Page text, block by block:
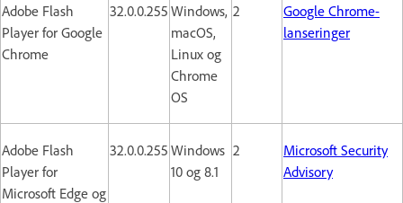
Adobe Flash
Player for Google
Chrome
32.0.0.255 Windows,
macOS,
Linux og
Chrome
OS
2
Google Chrome-
lanseringer
Adobe Flash
Player for
Microsoft Edge og
32.0.0.255 Windows
10 og 8.1
2
Microsoft Security
Advisory